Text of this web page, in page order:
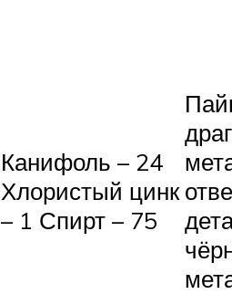
Канифоль – 24
Хлористый цинк
– 1 Спирт – 75